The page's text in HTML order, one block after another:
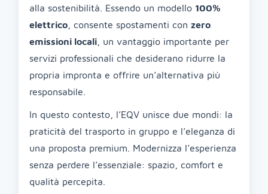
alla sostenibilità. Essendo un modello 100%
elettrico , consente spostamenti con zero
emissioni locali , un vantaggio importante per
servizi professionali che desiderano ridurre la
propria impronta e offrire un’alternativa più
responsabile.
In questo contesto, l’EQV unisce due mondi: la
praticità del trasporto in gruppo e l’eleganza di
una proposta premium. Modernizza l’esperienza
senza perdere l’essenziale: spazio, comfort e
qualità percepita.